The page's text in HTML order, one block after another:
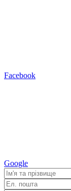
Facebook
Google